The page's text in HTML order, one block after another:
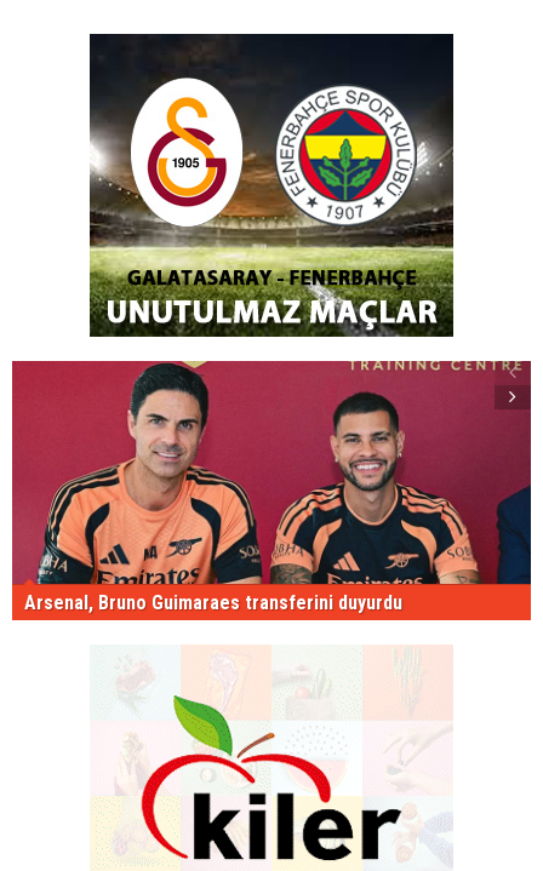
Arsenal, Bruno Guimaraes transferini duyurdu